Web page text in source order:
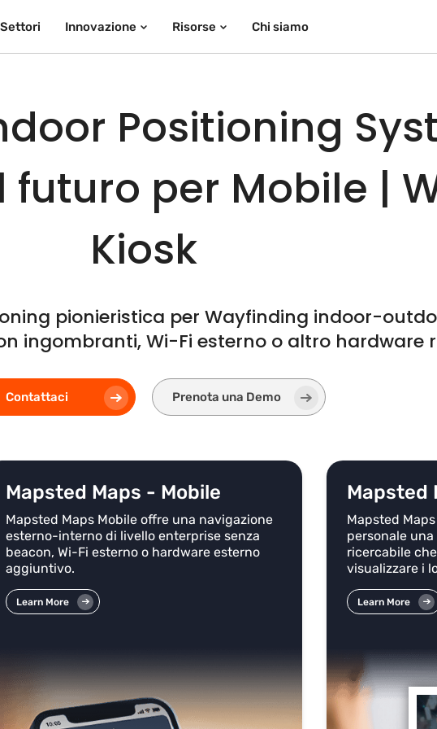
Settori Innovazione Risorse Chi siamo
Positioning
per Mobile |
Kiosk
pionieristica per Wayfinding indoor-
ingombranti, Wi-Fi esterno o altro hardware
Contattaci Prenota una Demo
Mapsted Maps - Mobile
Mapsted Maps Mobile offre una navigazione
esterno-interno di livello enterprise senza
beacon, Wi-Fi esterno o hardware esterno
aggiuntivo.
Learn More
Mapsted
Mapsted
personale
ricercabile
visualizzare i
Learn More